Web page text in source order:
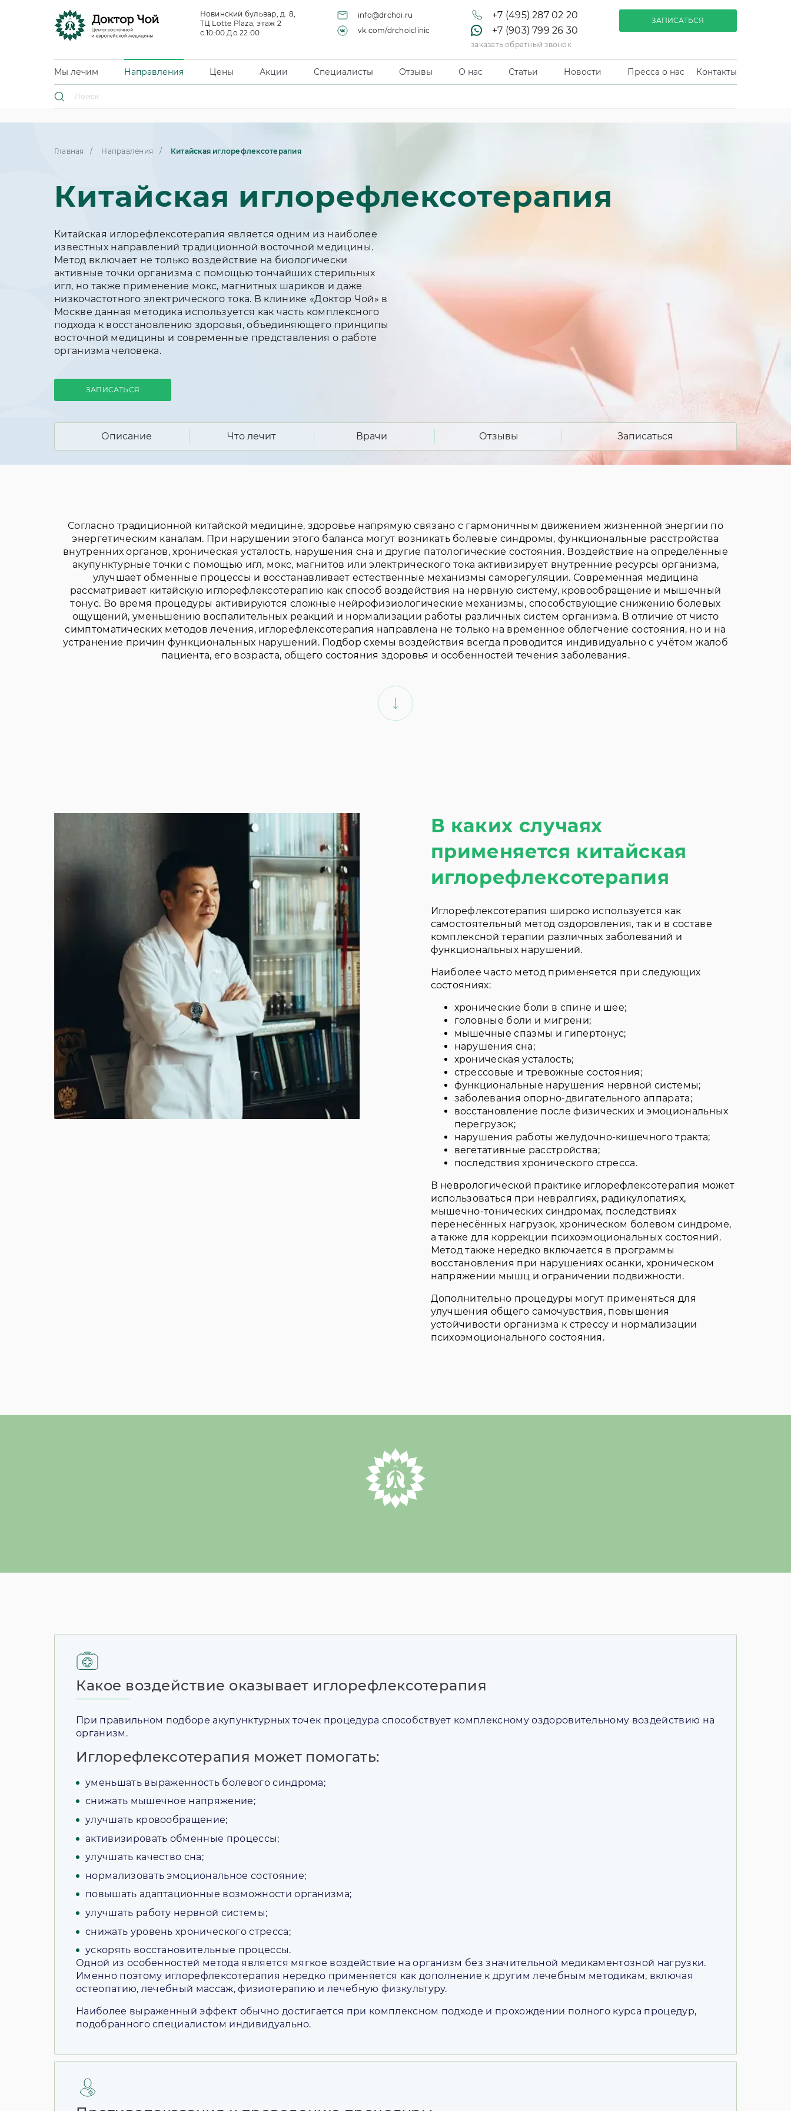
Новинский бульвар, д. 8,
ТЦ Lotte Plaza, этаж 2
с 10:00 До 22:00
info@drchoi.ru
vk.com/drchoiclinic
+7 (495) 287 02 20
+7 (903) 799 26 30
заказать обратный звонок
ЗАПИСАТЬСЯ
Мы лечим Направления Цены Акции Специалисты Отзывы О нас Статьи Новости Пресса о нас Контакты
Главная Направления Китайская иглорефлексотерапия
Китайская иглорефлексотерапия
Китайская иглорефлексотерапия является одним из наиболее
известных направлений традиционной восточной медицины.
Метод включает не только воздействие на биологически
активные точки организма с помощью тончайших стерильных
игл, но также применение мокс, магнитных шариков и даже
низкочастотного электрического тока. В клинике «Доктор Чой» в
Москве данная методика используется как часть комплексного
подхода к восстановлению здоровья, объединяющего принципы
восточной медицины и современные представления о работе
организма человека.
ЗАПИСАТЬСЯ
Описание Что лечит Врачи Отзывы Записаться
Согласно традиционной китайской медицине, здоровье напрямую связано с гармоничным движением жизненной энергии по
энергетическим каналам. При нарушении этого баланса могут возникать болевые синдромы, функциональные расстройства
внутренних органов, хроническая усталость, нарушения сна и другие патологические состояния. Воздействие на определённые
акупунктурные точки с помощью игл, мокс, магнитов или электрического тока активизирует внутренние ресурсы организма,
улучшает обменные процессы и восстанавливает естественные механизмы саморегуляции. Современная медицина
рассматривает китайскую иглорефлексотерапию как способ воздействия на нервную систему, кровообращение и мышечный
тонус. Во время процедуры активируются сложные нейрофизиологические механизмы, способствующие снижению болевых
ощущений, уменьшению воспалительных реакций и нормализации работы различных систем организма. В отличие от чисто
симптоматических методов лечения, иглорефлексотерапия направлена не только на временное облегчение состояния, но и на
устранение причин функциональных нарушений. Подбор схемы воздействия всегда проводится индивидуально с учётом жалоб
пациента, его возраста, общего состояния здоровья и особенностей течения заболевания.
В каких случаях
применяется китайская
иглорефлексотерапия
Иглорефлексотерапия широко используется как
самостоятельный метод оздоровления, так и в составе
комплексной терапии различных заболеваний и
функциональных нарушений.
Наиболее часто метод применяется при следующих
состояниях:
хронические боли в спине и шее;
головные боли и мигрени;
мышечные спазмы и гипертонус;
нарушения сна;
хроническая усталость;
стрессовые и тревожные состояния;
функциональные нарушения нервной системы;
заболевания опорно-двигательного аппарата;
восстановление после физических и эмоциональных
перегрузок;
нарушения работы желудочно-кишечного тракта;
вегетативные расстройства;
последствия хронического стресса.
В неврологической практике иглорефлексотерапия может
использоваться при невралгиях, радикулопатиях,
мышечно-тонических синдромах, последствиях
перенесённых нагрузок, хроническом болевом синдроме,
а также для коррекции психоэмоциональных состояний.
Метод также нередко включается в программы
восстановления при нарушениях осанки, хроническом
напряжении мышц и ограничении подвижности.
Дополнительно процедуры могут применяться для
улучшения общего самочувствия, повышения
устойчивости организма к стрессу и нормализации
психоэмоционального состояния.
Какое воздействие оказывает иглорефлексотерапия
При правильном подборе акупунктурных точек процедура способствует комплексному оздоровительному воздействию на
организм.
Иглорефлексотерапия может помогать:
уменьшать выраженность болевого синдрома;
снижать мышечное напряжение;
улучшать кровообращение;
активизировать обменные процессы;
улучшать качество сна;
нормализовать эмоциональное состояние;
повышать адаптационные возможности организма;
улучшать работу нервной системы;
снижать уровень хронического стресса;
ускорять восстановительные процессы.
Одной из особенностей метода является мягкое воздействие на организм без значительной медикаментозной нагрузки.
Именно поэтому иглорефлексотерапия нередко применяется как дополнение к другим лечебным методикам, включая
остеопатию, лечебный массаж, физиотерапию и лечебную физкультуру.
Наиболее выраженный эффект обычно достигается при комплексном подходе и прохождении полного курса процедур,
подобранного специалистом индивидуально.